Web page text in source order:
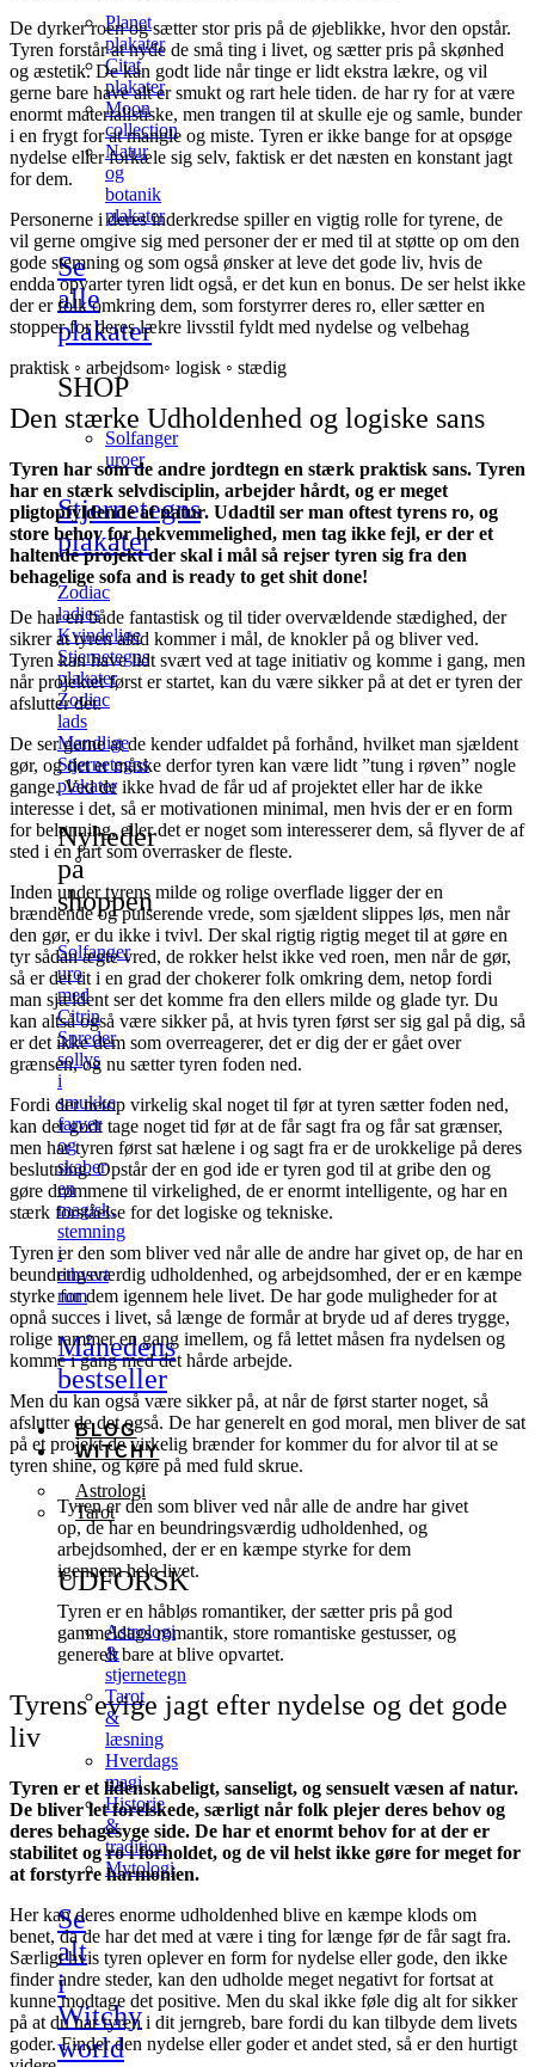
Planet
plakater
Citat
plakater
Moon
collection
Natur
og
botanik
plakater
Se
alle
plakater
SHOP
Solfanger
uroer
Stjernetegns
plakater
Zodiac
ladies
Kvindelige
Stjernetegns
plakater
Zodiac
lads
Mandlige
Stjernetegns
plakater
Nyheder
på
shoppen
Solfanger
uro
med
Citrin
Spreder
sollys
i
smukke
farver
og
skaber
en
magisk,
stemning
i
ethvert
rum
Månedens
bestseller
BLOG
WITCHY
Astrologi
Tarot
UDFORSK
Astrologi
&
stjernetegn
Tarot
&
læsning
Hverdags
magi
Historie
&
tradition
Mytologi
Se
alt
i
Witchy
world
De dyrker roen og sætter stor pris på de øjeblikke, hvor den opstår.
Tyren forstår at nyde de små ting i livet, og sætter pris på skønhed
og æstetik. De kan godt lide når tinge er lidt ekstra lækre, og vil
gerne bare have alt er smukt og rart hele tiden. de har ry for at være
enormt materialistiske, men trangen til at skulle eje og samle, bunder
i en frygt for at mangle og miste. Tyren er ikke bange for at opsøge
nydelse eller forkæle sig selv, faktisk er det næsten en konstant jagt
for dem.
Personerne i deres inderkredse spiller en vigtig rolle for tyrene, de
vil gerne omgive sig med personer der er med til at støtte op om den
gode stemning og som også ønsker at leve det gode liv, hvis de
endda opvarter tyren lidt også, er det kun en bonus. De ser helst ikke
der er folk omkring dem, som forstyrrer deres ro, eller sætter en
stopper for deres lækre livsstil fyldt med nydelse og velbehag
praktisk ◦ arbejdsom◦ logisk ◦ stædig
Den stærke Udholdenhed og logiske sans
Tyren har som de andre jordtegn en stærk praktisk sans. Tyren
har en stærk selvdisciplin, arbejder hårdt, og er meget
pligtopfyldende af natur. Udadtil ser man oftest tyrens ro, og
store behov for bekvemmelighed, men tag ikke fejl, er der et
haltende projekt der skal i mål så rejser tyren sig fra den
behagelige sofa and is ready to get shit done!
De har en både fantastisk og til tider overvældende stædighed, der
sikrer at tyren altid kommer i mål, de knokler på og bliver ved.
Tyren kan have lidt svært ved at tage initiativ og komme i gang, men
når projektet først er startet, kan du være sikker på at det er tyren der
afslutter det.
De ser gerne at de kender udfaldet på forhånd, hvilket man sjældent
gør, og det er måske derfor tyren kan være lidt ”tung i røven” nogle
gange. Ved de ikke hvad de får ud af projektet eller har de ikke
interesse i det, så er motivationen minimal, men hvis der er en form
for belønning, eller det er noget som interesserer dem, så flyver de af
sted i en fart som overrasker de fleste.
Inden under tyrens milde og rolige overflade ligger der en
brændende og pulserende vrede, som sjældent slippes løs, men når
den gør, er du ikke i tvivl. Der skal rigtig rigtig meget til at gøre en
tyr sådan ægte vred, de rokker helst ikke ved roen, men når de gør,
så er det tit i en grad der chokerer folk omkring dem, netop fordi
man sjældent ser det komme fra den ellers milde og glade tyr. Du
kan altså også være sikker på, at hvis tyren først ser sig gal på dig, så
er det ikke dem som overreagerer, det er dig der er gået over
grænsen, og nu sætter tyren foden ned.
Fordi der netop virkelig skal noget til før at tyren sætter foden ned,
kan det godt tage noget tid før at de får sagt fra og får sat grænser,
men har tyren først sat hælene i og sagt fra er de urokkelige på deres
beslutning. Opstår der en god ide er tyren god til at gribe den og
gøre drømmene til virkelighed, de er enormt intelligente, og har en
stærk forståelse for det logiske og tekniske.
Tyren er den som bliver ved når alle de andre har givet op, de har en
beundringsværdig udholdenhed, og arbejdsomhed, der er en kæmpe
styrke for dem igennem hele livet. De har gode muligheder for at
opnå succes i livet, så længe de formår at bryde ud af deres trygge,
rolige rammer en gang imellem, og få lettet måsen fra nydelsen og
komme i gang med det hårde arbejde.
Men du kan også være sikker på, at når de først starter noget, så
afslutter de det også. De har generelt en god moral, men bliver de sat
på et projekt de virkelig brænder for kommer du for alvor til at se
tyren shine, og køre på med fuld skrue.
Tyren er den som bliver ved når alle de andre har givet
op, de har en beundringsværdig udholdenhed, og
arbejdsomhed, der er en kæmpe styrke for dem
igennem hele livet.
Tyren er en håbløs romantiker, der sætter pris på god
gammeldags romantik, store romantiske gestusser, og
generelt bare at blive opvartet.
Tyrens evige jagt efter nydelse og det gode
liv
Tyren er et lidenskabeligt, sanseligt, og sensuelt væsen af natur.
De bliver let forelskede, særligt når folk plejer deres behov og
deres behagesyge side. De har et enormt behov for at der er
stabilitet og ro i forholdet, og de vil helst ikke gøre for meget for
at forstyrre harmonien.
Her kan deres enorme udholdenhed blive en kæmpe klods om
benet, da de har det med at være i ting for længe før de får sagt fra.
Særligt hvis tyren oplever en form for nydelse eller gode, den ikke
finder andre steder, kan den udholde meget negativt for fortsat at
kunne modtage det positive. Men du skal ikke føle dig alt for sikker
på at du har tyren i dit jerngreb, bare fordi du kan tilbyde dem livets
goder. Finder den nydelse eller goder et andet sted, så er den hurtigt